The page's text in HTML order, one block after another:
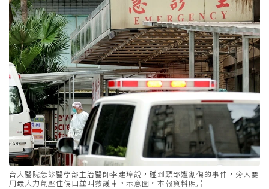
台大醫院急診醫學部主治醫師李建璋說，碰到頸部遭割傷的事件，旁人要
用最大力氣壓住傷口並叫救護車。示意圖。本報資料照片